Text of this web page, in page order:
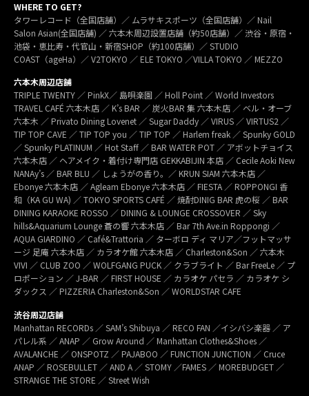
WHERE TO GET?
タワーレコード（全国店舗）／ ムラサキスポーツ（全国店舗）／ Nail
Salon Asian(全国店舗) ／ 六本木周辺設置店舗（約50店舗）／ 渋谷・原宿・
池袋・恵比寿・代官山・新宿SHOP（約100店舗）／ STUDIO
COAST（ageHa）／ V2TOKYO ／ ELE TOKYO ／VILLA TOKYO ／ MEZZO
六本木周辺店舗
TRIPLE TWENTY ／ PinkX／ 島唄楽園 ／ Holl Point ／ World Investors
TRAVEL CAFÉ 六本木店 ／ K’s BAR ／ 炭火BAR 集 六本木店 ／ ベル・オーブ
六本木 ／ Privato Dining Lovenet ／ Sugar Daddy ／ VIRUS ／ VIRTUS2 ／
TIP TOP CAVE ／ TIP TOP you ／ TIP TOP ／ Harlem freak ／ Spunky GOLD
／ Spunky PLATINUM ／ Hot Staff ／ BAR WATER POT ／ アボットチョイス
六本木店 ／ ヘアメイク・着付け専門店 GEKKABIJIN 本店 ／ Cecile Aoki New
NANAy’s ／ BAR BLU ／ しょうがの香り。／ KRUN SIAM 六本木店 ／
Ebonye 六本木店 ／ Agleam Ebonye 六本木店 ／ FIESTA ／ ROPPONGI 香
和（KA GU WA) ／ TOKYO SPORTS CAFÉ ／ 焼酎DINIG BAR 虎の桜 ／ BAR
DINING KARAOKE ROSSO ／ DINING & LOUNGE CROSSOVER ／ Sky
hills&Aquarium Lounge 蒼の響 六本木店 ／ Bar 7th Ave.in Roppongi ／
AQUA GIARDINO ／ Café&Trattoria ／ ターボロ ディ マリア／フットマッサ
ージ 足庵 六本木店 ／ カラオケ館 六本木店 ／ Charleston&Son ／ 六本木
VIVI ／ CLUB ZOO ／ WOLFGANG PUCK ／ クラブライト ／ Bar FreeLe ／ プ
ロポーション ／ J-BAR ／ FIRST HOUSE ／ カラオケ パセラ ／ カラオケ シ
ダックス ／ PIZZERIA Charleston&Son ／ WORLDSTAR CAFE
渋谷周辺店舗
Manhattan RECORDs ／ SAM’s Shibuya ／ RECO FAN ／イシバシ楽器 ／ ア
パレル系 ／ ANAP ／ Grow Around ／ Manhattan Clothes&Shoes ／
AVALANCHE ／ ONSPOTZ ／ PAJABOO ／ FUNCTION JUNCTION ／ Cruce
ANAP ／ ROSEBULLET ／ AND A ／ STOMY ／FAMES ／ MOREBUDGET ／
STRANGE THE STORE ／ Street Wish